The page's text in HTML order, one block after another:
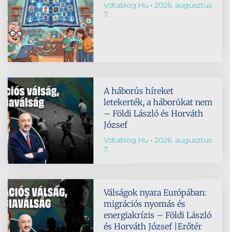
Vdtablog.hu
2026. augusztus
7.
A háborús híreket
letekerték, a háborúkat nem
– Földi László és Horváth
József
Vdtablog.hu
2026. augusztus
7.
Válságok nyara Európában:
migrációs nyomás és
energiakrízis – Földi László
és Horváth József |Erőtér